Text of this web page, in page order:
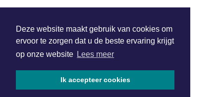
Deze website maakt gebruik van cookies om
ervoor te zorgen dat u de beste ervaring krijgt
op onze website Lees meer
Ik accepteer cookies